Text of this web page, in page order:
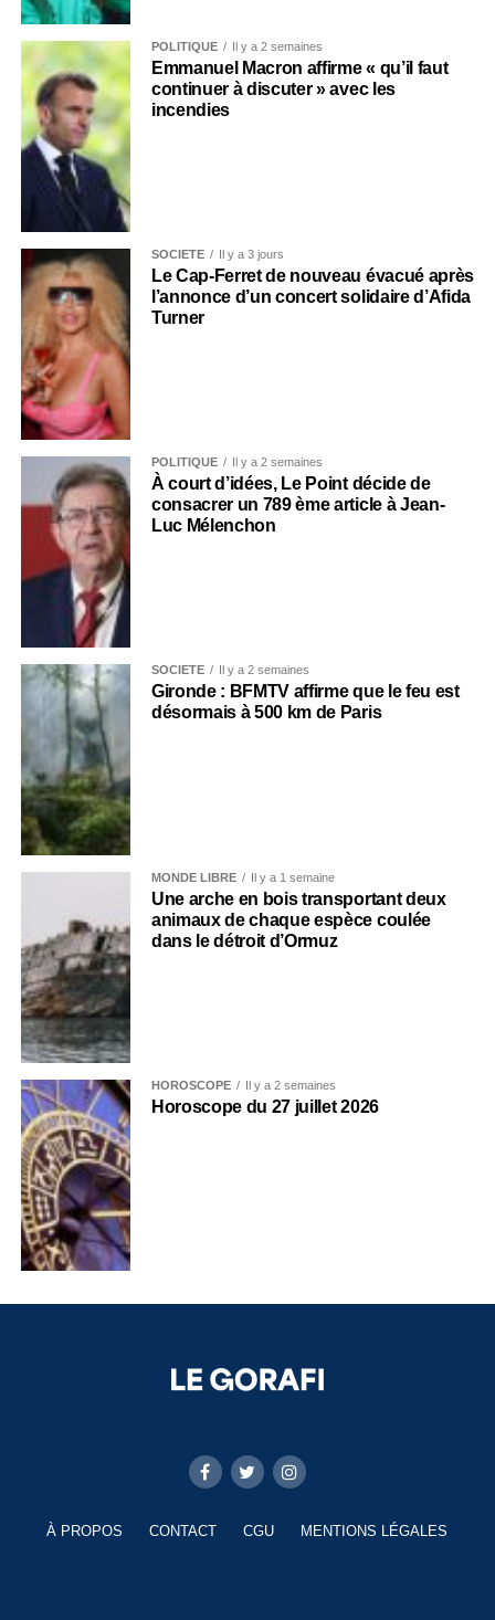
POLITIQUE Il y a 2 semaines
Emmanuel Macron affirme « qu’il faut
continuer à discuter » avec les
incendies
SOCIÉTÉ Il y a 3 jours
Le Cap-Ferret de nouveau évacué après
l’annonce d’un concert solidaire d’Afida
Turner
POLITIQUE Il y a 2 semaines
À court d’idées, Le Point décide de
consacrer un 789 ème article à Jean-
Luc Mélenchon
SOCIÉTÉ Il y a 2 semaines
Gironde : BFMTV affirme que le feu est
désormais à 500 km de Paris
MONDE LIBRE Il y a 1 semaine
Une arche en bois transportant deux
animaux de chaque espèce coulée
dans le détroit d’Ormuz
HOROSCOPE Il y a 2 semaines
Horoscope du 27 juillet 2026
À PROPOS CONTACT CGU MENTIONS LÉGALES